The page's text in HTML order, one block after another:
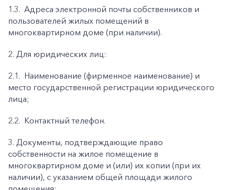
1.3. Адреса электронной почты собственников и
пользователей жилых помещений в
многоквартирном доме (при наличии).
2. Для юридических лиц:
2.1. Наименование (фирменное наименование) и
место государственной регистрации юридического
лица;
2.2. Контактный телефон.
3. Документы, подтверждающие право
собственности на жилое помещение в
многоквартирном доме и (или) их копии (при их
наличии), с указанием общей площади жилого